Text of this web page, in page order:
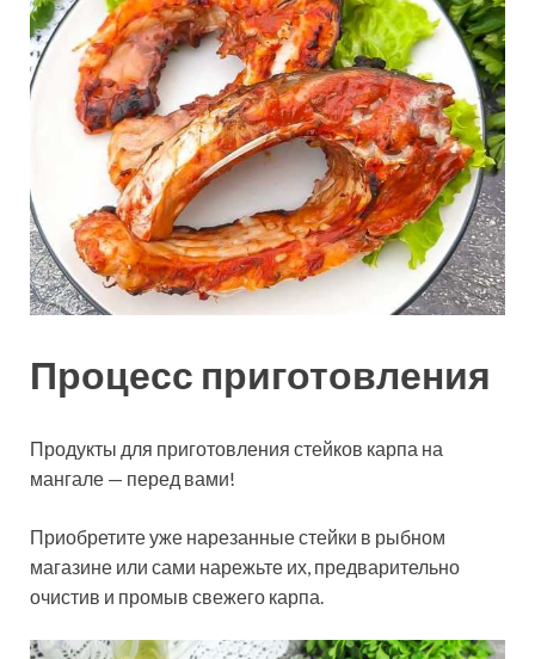
Процесс приготовления
Продукты для приготовления стейков карпа на
мангале — перед вами!
Приобретите уже нарезанные стейки в рыбном
магазине или сами нарежьте их, предварительно
очистив и промыв свежего карпа.